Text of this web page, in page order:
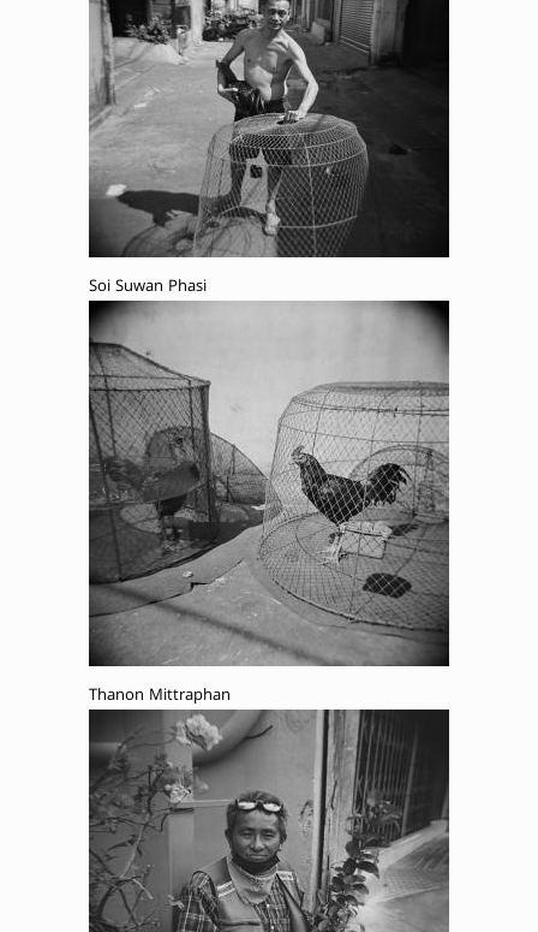
Soi Suwan Phasi
Thanon Mittraphan